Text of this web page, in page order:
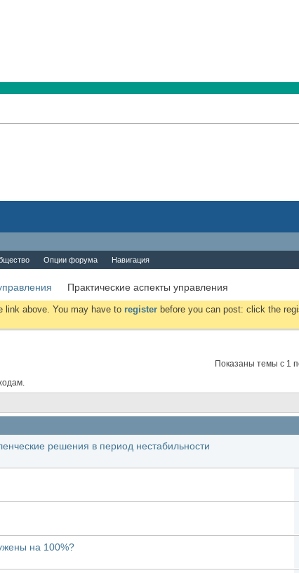
Опции форума Навигация
Практические аспекты управления
link above. You may have to register before you can post: click the
Показаны темы с 1
решения в период нестабильности
на 100%?